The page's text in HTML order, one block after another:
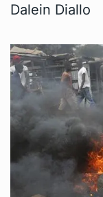
Dalein Diallo